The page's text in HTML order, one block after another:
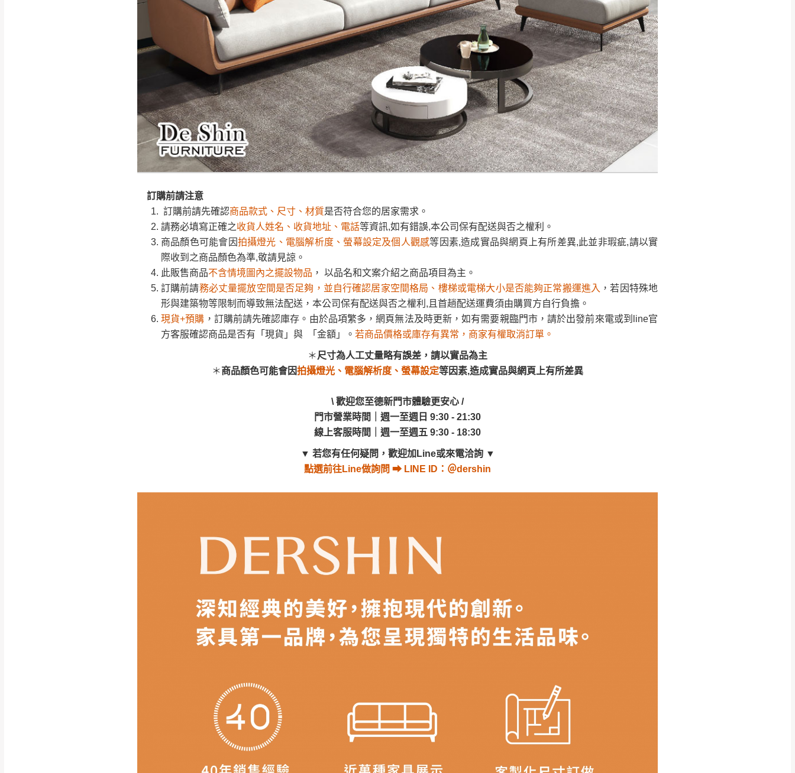
訂購前請注意
訂購前請先確認商品款式、尺寸、材質是否符合您的居家需求。
請務必填寫正確之收貨人姓名、收貨地址、電話等資訊,如有錯誤,本公司保有配送與否之權利。
商品顏色可能會因拍攝燈光、電腦解析度、螢幕設定及個人觀感等因素,造成實品與網頁上有所差異,此並非瑕疵,請以實
際收到之商品顏色為準,敬請見諒。
此販售商品不含情境圖內之擺設物品 ， 以品名和文案介紹之商品項目為主。
訂購前請務必丈量擺放空間是否足夠，並自行確認居家空間格局、樓梯或電梯大小是否能夠正常搬運進入 ，若因特殊地
形與建築物等限制而導致無法配送，本公司保有配送與否之權利,且首趟配送運費須由購買方自行負擔。
現貨+預購 ，訂購前請先確認庫存。由於品項繁多，網頁無法及時更新，如有需要親臨門市，請於出發前來電或到line官
方客服確認商品是否有「現貨」與 「金額」。 若商品價格或庫存有異常，商家有權取消訂單。
＊尺寸為人工丈量略有誤差，請以實品為主
＊商品顏色可能會因拍攝燈光、電腦解析度、螢幕設定等因素,造成實品與網頁上有所差異
\ 歡迎您至德新門市體驗更安心 /
門市營業時間｜週一至週日 9:30 - 21:30
線上客服時間｜週一至週五 9:30 - 18:30
▼ 若您有任何疑問，歡迎加Line或來電洽詢▼
點選前往Line做詢問 ⮕ LINE ID：＠dershin
訂購前請先確認商品款式、尺寸、材質是否符合您的居家需求。
請務必填寫正確之收貨人姓名、收貨地址、電話等資訊,如有錯誤,本公司保有配送與否之權利。
商品顏色可能會因拍攝燈光、電腦解析度、螢幕設定及個人觀感等因素,造成實品與網頁上有所差異,此並非瑕疵,請以實
此販售商品
訂購前請務必丈量擺放空間是否足夠，並自行確認居家空間格局、樓梯或電梯大小是否能夠正常搬運進入
形與建築物等限制而導致無法配送，本公司保有配送與否之權利,且首趟配送運費須由購買方自行負擔。
現貨+預購，訂購前請先確認庫存。由於品項繁多，網頁無法及時更新，如有需要親臨門市，請於出發前來電或到line官
方客服確認商品是否有「現貨」與 「金額」。
尺寸為人工丈量略有誤差，請以實品為主
商品顏色可能會因拍攝燈光、電腦解析度、螢幕設定等因素,造成實品與網頁上有所差異
\ 歡迎您至德新門市體驗更安心 /
門市營業時間｜週一至週日 9:30 - 21:30
線上客服時間｜週一至週五 9:30 - 18:30
▼若您有任何疑問，歡迎加Line或來電洽詢▼
百貨公司配送暫無法配合開店前、閉店後時段，並送至百貨公司卸貨區為限，恕無法送至指定樓面。《 如遇百貨周年慶
期間，恕暫停百貨公司相關運送 》
無回收家具服務，若需回收家俱可聯絡當地請清潔隊回收,免付費清運專線：0800-085-717
訂購前請先確認商品款式、尺寸、材質是否符合您的居家需求。
請務必填寫正確之收貨人姓名、收貨地址、電話
等資訊,如有錯誤,本公司保有配送與否之權利。
商品顏色可能會因拍攝燈光、電腦解析度、螢幕設定及個人觀感
等因素,造成實品與網頁上有所差異,此並非瑕疵,請以實
際收到之商品顏色為準,敬請見諒。
此販售商品不含情境圖內之擺設物品， 以品名和文案介紹之商品項目為主。
形與建築物等限制而導致無法配送，本公司保有配送與否之權利,且首趟配送運費須由購買方自行負擔。
現貨+預購，訂購前請先確認庫存。由於品項繁多，網頁無法及時更新，如有需要親臨門市，請於出發前來電或到line官
方客服確認商品是否有「現貨」與 「金額」。若商品價格或庫存有異常，商家有權取消訂單。
尺寸為人工丈量略有誤差，請以實品為主
商品顏色可能會因 拍攝燈光、電腦解析度、螢幕設定
\ 歡迎您至德新門市體驗更安心 /
門市營業時間｜週一至週日 9:30 - 21:30
線上客服時間｜週一至週五 9:30 - 18:30
點選前往Line做詢問 ⮕ LINE ID：＠dershin
際收到之商品顏色為準,敬請見諒。
不含情境圖內之擺設物品 ， 以品名和文案介紹之商品項目為主。
現貨+預購，訂購前請先確認庫存。由於品項繁多，網頁無法及時更新，如有需要親臨門市，請於出發前來電或到line官
方客服確認商品是否有「現貨」與 「金額」。
若商品價格或庫存有異常，商家有權取消訂單。
尺寸為人工丈量略有誤差，請以實品為主
門市營業時間｜週一至週日 9:30 - 21:30
線上客服時間｜週一至週五 9:30 - 18:30
若您有任何疑問，歡迎加Line或來電洽詢